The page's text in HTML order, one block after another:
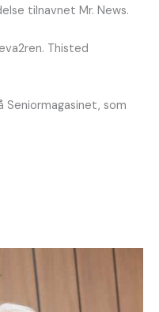
tilnavnet Mr. News.
Thisted
som